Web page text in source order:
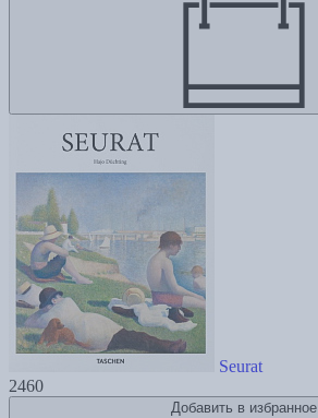
Seurat
2460
Добавить в избранное